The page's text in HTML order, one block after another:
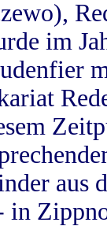
im
aus
in